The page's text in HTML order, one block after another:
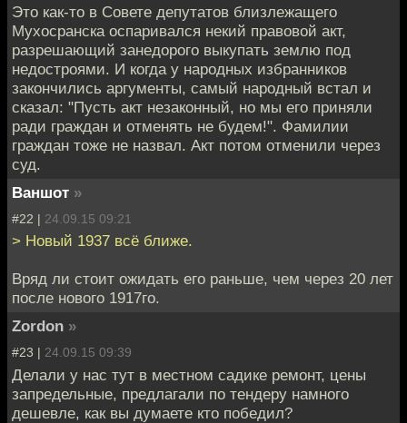
Это как-то в Совете депутатов близлежащего
Мухосранска оспаривался некий правовой акт,
разрешающий занедорого выкупать землю под
недостроями. И когда у народных избранников
закончились аргументы, самый народный встал и
сказал: "Пусть акт незаконный, но мы его приняли
ради граждан и отменять не будем!". Фамилии
граждан тоже не назвал. Акт потом отменили через
суд.
Ваншот »
#22 | 24.09.15 09:21
> Новый 1937 всё ближе.
Вряд ли стоит ожидать его раньше, чем через 20 лет
после нового 1917го.
Zordon »
#23 | 24.09.15 09:39
Делали у нас тут в местном садике ремонт, цены
запредельные, предлагали по тендеру намного
дешевле, как вы думаете кто победил?